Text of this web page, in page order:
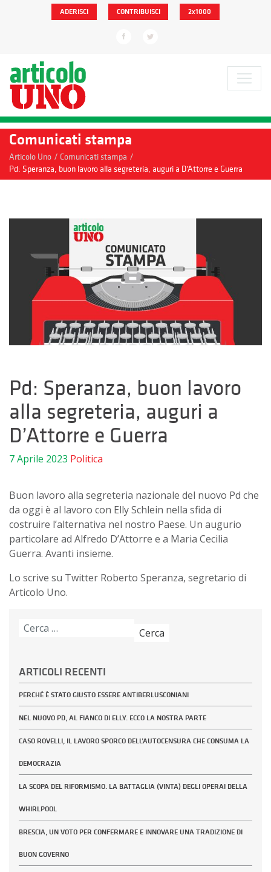
ADERISCI CONTRIBUISCI 2x1000
Comunicati stampa
Articolo Uno / Comunicati stampa /
Pd: Speranza, buon lavoro alla segreteria, auguri a D’Attorre e Guerra
Pd: Speranza, buon lavoro
alla segreteria, auguri a
D’Attorre e Guerra
7 Aprile 2023 Politica
Buon lavoro alla segreteria nazionale del nuovo Pd che
da oggi è al lavoro con Elly Schlein nella sfida di
costruire l’alternativa nel nostro Paese. Un augurio
particolare ad Alfredo D’Attorre e a Maria Cecilia
Guerra. Avanti insieme.
Lo scrive su Twitter Roberto Speranza, segretario di
Articolo Uno.
Ricerca
ARTICOLI RECENTI
PERCHÉ È STATO GIUSTO ESSERE ANTIBERLUSCONIANI
NEL NUOVO PD, AL FIANCO DI ELLY. ECCO LA NOSTRA PARTE
CASO ROVELLI, IL LAVORO SPORCO DELL’AUTOCENSURA CHE CONSUMA LA
DEMOCRAZIA
LA SCOPA DEL RIFORMISMO. LA BATTAGLIA (VINTA) DEGLI OPERAI DELLA
WHIRLPOOL
BRESCIA, UN VOTO PER CONFERMARE E INNOVARE UNA TRADIZIONE DI
BUON GOVERNO